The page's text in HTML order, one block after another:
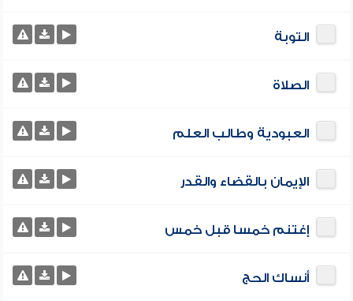
التوبة
الصلاة
العبودية وطالب العلم
الإيمان بالقضاء والقدر
إغتنم خمسا قبل خمس
أنساك الحج